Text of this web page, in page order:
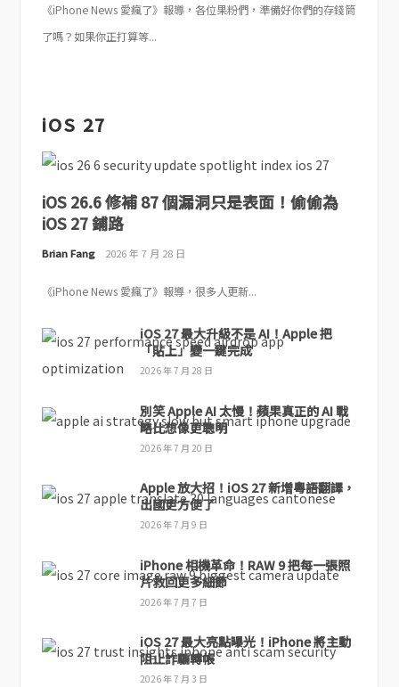
《iPhone News 愛瘋了》報導，各位果粉們，準備好你們的存錢筒
了嗎？如果你正打算等...
iOS 27
iOS 26.6 修補 87 個漏洞只是表面！偷偷為
iOS 27 鋪路
Brian Fang 2026 年 7 月 28 日
《iPhone News 愛瘋了》報導，很多人更新...
iOS 27 最大升級不是 AI！Apple 把
「貼上」變一鍵完成
2026 年 7 月 28 日
別笑 Apple AI 太慢！蘋果真正的 AI 戰
略比想像更聰明
2026 年 7 月 20 日
Apple 放大招！iOS 27 新增粵語翻譯，
出國更方便了
2026 年 7 月 9 日
iPhone 相機革命！RAW 9 把每一張照
片救回更多細節
2026 年 7 月 7 日
iOS 27 最大亮點曝光！iPhone 將主動
阻止詐騙轉帳
2026 年 7 月 3 日